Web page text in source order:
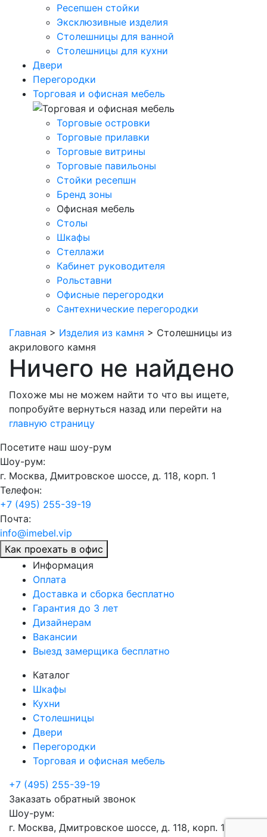
Ресепшен стойки
Эксклюзивные изделия
Столешницы для ванной
Столешницы для кухни
Двери
Перегородки
Торговая и офисная мебель
Торговые островки
Торговые прилавки
Торговые витрины
Торговые павильоны
Стойки ресепшн
Бренд зоны
Офисная мебель
Столы
Шкафы
Стеллажи
Кабинет руководителя
Рольставни
Офисные перегородки
Сантехнические перегородки
Главная > Изделия из камня > Столешницы из
акрилового камня
Ничего не найдено
Похоже мы не можем найти то что вы ищете,
попробуйте вернуться назад или перейти на
главную страницу
Посетите наш шоу-рум
Шоу-рум:
г. Москва, Дмитровское шоссе, д. 118, корп. 1
Телефон:
+7 (495) 255-39-19
Почта:
info@imebel.vip
Как проехать в офис
Информация
Оплата
Доставка и сборка бесплатно
Гарантия до 3 лет
Дизайнерам
Вакансии
Выезд замерщика бесплатно
Каталог
Шкафы
Кухни
Столешницы
Двери
Перегородки
Торговая и офисная мебель
+7 (495) 255-39-19
Заказать обратный звонок
Шоу-рум:
г. Москва, Дмитровское шоссе, д. 118, корп. 1